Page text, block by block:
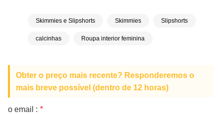
Skimmies e Slipshorts Skimmies Slipshorts
calcinhas Roupa interior feminina
Obter o preço mais recente? Responderemos o
mais breve possível (dentro de 12 horas)
o email : *